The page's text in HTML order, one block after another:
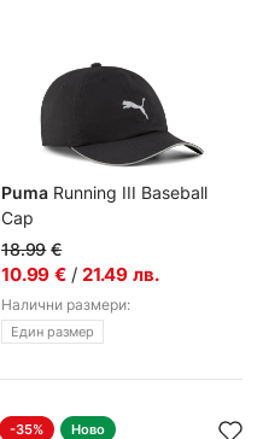
Puma Running III Baseball
Cap
Шапка
18.99 €
10.99 € / 21.49 лв.
Налични размери:
Един размер
-35% Ново